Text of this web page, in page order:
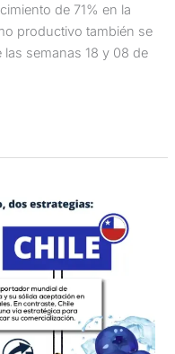
de 71% en la
productivo también se
semanas 18 y 08 de